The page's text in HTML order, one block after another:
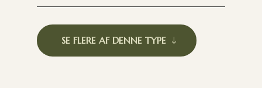
SE FLERE AF DENNE TYPE